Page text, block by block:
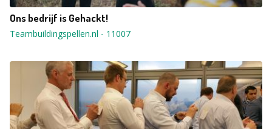
Ons bedrijf is Gehackt!
Teambuildingspellen.nl - 11007